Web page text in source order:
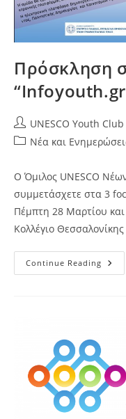
Πρόσκληση
Post
author:
UNESCO Youth
PostΝέα και
Ο Όμιλος UNESCO
συμμετάσχετε στα 3
Πέμπτη 28 Μαρτίου
Κολλέγιο
Continue Reading
Σε